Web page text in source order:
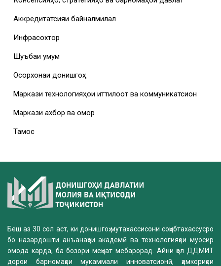
Аккредитатсияи байналмилалӣ
Инфрасохтор
Шуъбаи умумӣ
Осорхонаи донишгоҳ
Маркази технологияҳои иттилоотӣ ва коммуникатсионӣ
Маркази ахбор ва омор
Тамос
Беш аз 30 сол аст, ки донишгоҳ мутахассисони соҳибтахассусро
бо назардошти анъанаҳои академӣ ва технологияҳои муосир
омода карда, ба бозори меҳнат мебарорад. Айни ҳол ДДМИТ
дорои барномаҳои мукаммали инноватсионӣ, ҳамкориҳои